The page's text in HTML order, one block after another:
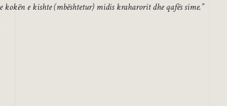
e kishte (mbështetur) midis kraharorit dhe qafës sime.”